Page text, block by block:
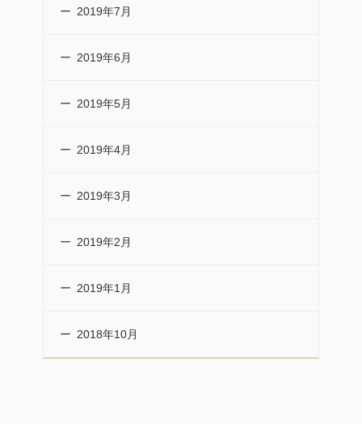
2019年7月
2019年6月
2019年5月
2019年4月
2019年3月
2019年2月
2019年1月
2018年10月